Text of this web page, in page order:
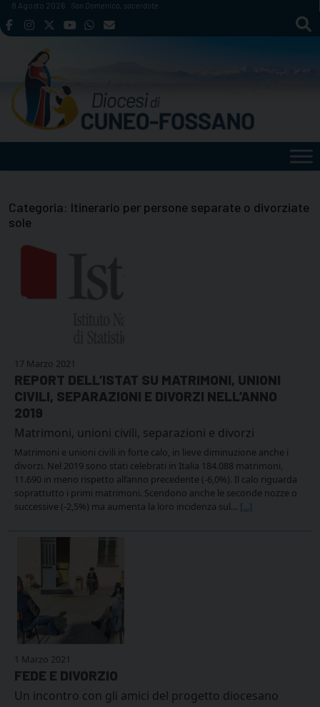
Skip
to
8 Agosto 2026 San Domenico, sacerdote
Categoria: Itinerario per persone separate o divorziate
sole
17 Marzo 2021
REPORT DELL’ISTAT SU MATRIMONI, UNIONI
CIVILI, SEPARAZIONI E DIVORZI NELL’ANNO
2019
Matrimoni, unioni civili, separazioni e divorzi
Matrimoni e unioni civili in forte calo, in lieve diminuzione anche i
divorzi. Nel 2019 sono stati celebrati in Italia 184.088 matrimoni,
11.690 in meno rispetto all’anno precedente (-6,0%). Il calo riguarda
soprattutto i primi matrimoni. Scendono anche le seconde nozze o
successive (-2,5%) ma aumenta la loro incidenza sul… [...]
1 Marzo 2021
FEDE E DIVORZIO
Un incontro con gli amici del progetto diocesano